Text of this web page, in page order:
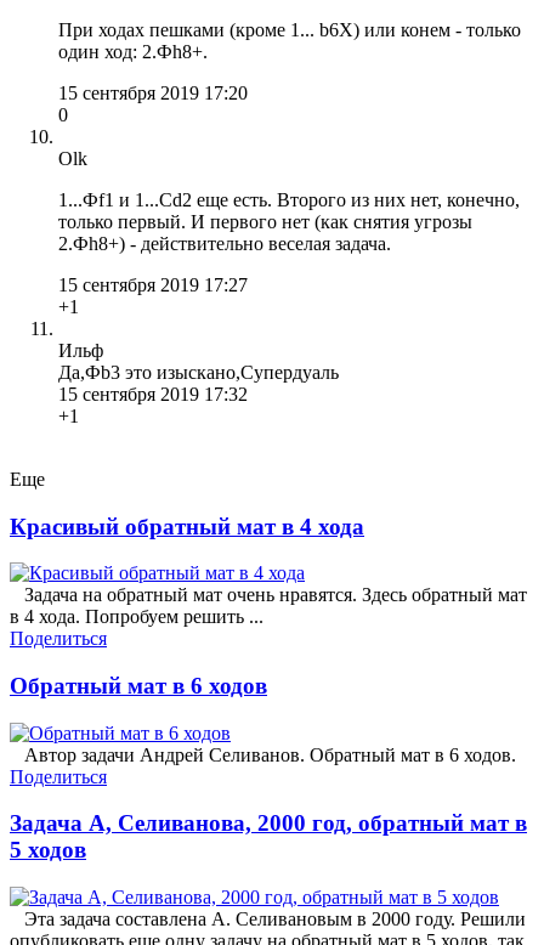
При ходах пешками (кроме 1... b6X) или конем - только
один ход: 2.Фh8+.
15 сентября 2019 17:20
0
Olk
1...Фf1 и 1...Сd2 еще есть. Второго из них нет, конечно,
только первый. И первого нет (как снятия угрозы
2.Фh8+) - действительно веселая задача.
15 сентября 2019 17:27
+1
Ильф
Да,Фb3 это изыскано,Супердуаль
15 сентября 2019 17:32
+1
Еще
Красивый обратный мат в 4 хода
Задача на обратный мат очень нравятся. Здесь обратный мат
в 4 хода. Попробуем решить ...
Поделиться
Обратный мат в 6 ходов
Автор задачи Андрей Селиванов. Обратный мат в 6 ходов.
Поделиться
Задача А, Селиванова, 2000 год, обратный мат в
5 ходов
Эта задача составлена А. Селивановым в 2000 году. Решили